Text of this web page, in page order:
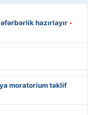
hazırlayır -
moratorium təklif